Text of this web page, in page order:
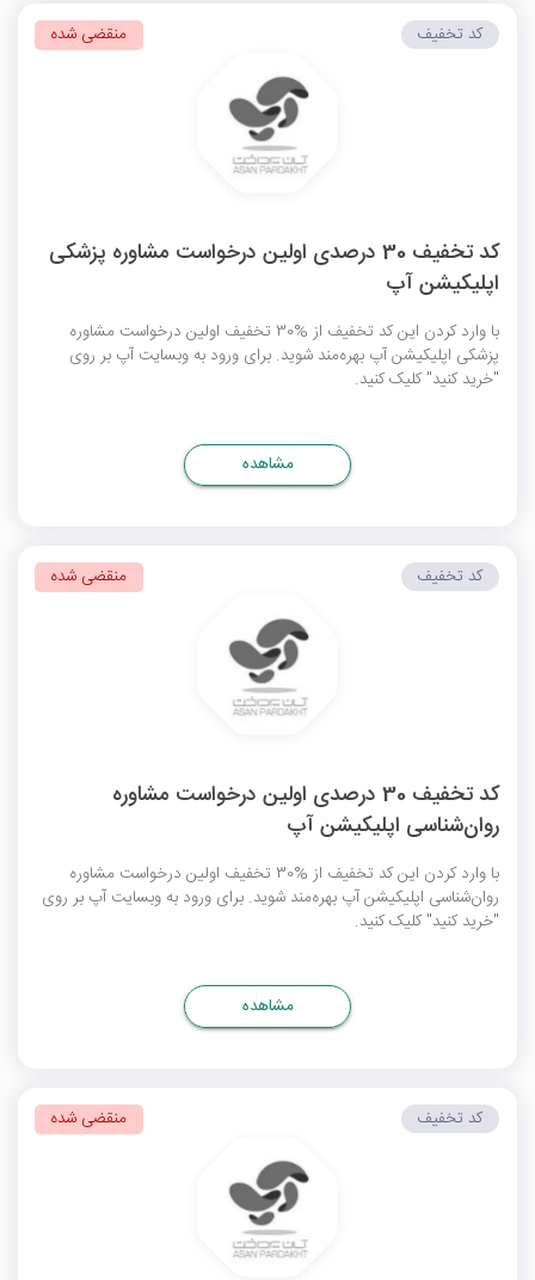
کد تخفیف 30 درصدی اولین درخواست مشاوره پزشکی
اپلیکیشن آپ
با وارد کردن این کد تخفیف از %30 تخفیف اولین درخواست مشاوره
پزشکی اپلیکیشن آپ بهره‌مند شوید. برای ورود به وبسایت آپ بر روی
"خرید کنید" کلیک کنید.
کد تخفیف منقضی شده
مشاهده
کد تخفیف 30 درصدی اولین درخواست مشاوره
روان‌شناسی اپلیکیشن آپ
با وارد کردن این کد تخفیف از %30 تخفیف اولین درخواست مشاوره
روان‌شناسی اپلیکیشن آپ بهره‌مند شوید. برای ورود به وبسایت آپ بر روی
"خرید کنید" کلیک کنید.
کد تخفیف منقضی شده
مشاهده
کد تخفیف منقضی شده